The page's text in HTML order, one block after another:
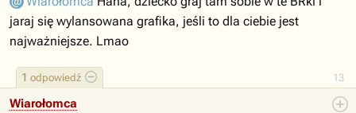
13
1 odpowiedź
jaraj się wylansowana grafika, jeśli to dla ciebie jest
najważniejsze. Lmao
Wiarołomca